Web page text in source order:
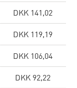
DKK 141,02
DKK 119,19
DKK 106,04
DKK 92,22